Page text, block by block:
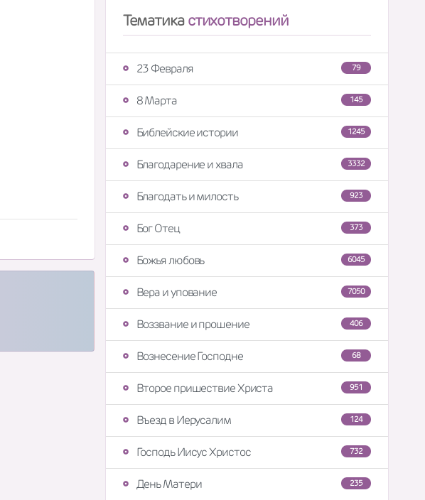
Тематикастихотворений
79
23 Февраля
145
8 Марта
1245
Библейские истории
3332
Благодарение и хвала
923
Благодать и милость
373
Бог Отец
6045
Божья любовь
7050
Вера и упование
406
Воззвание и прошение
68
Вознесение Господне
951
Второе пришествие Христа
124
Въезд в Иерусалим
732
Господь Иисус Христос
235
День Матери